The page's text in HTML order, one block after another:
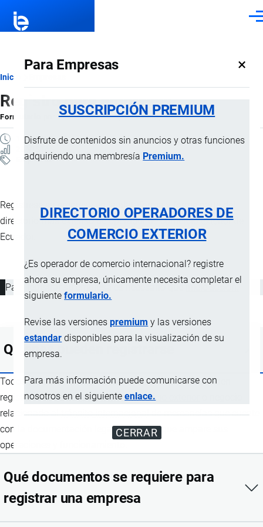
Para Empresas ×
SUSCRIPCIÓN PREMIUM
Disfrute de contenidos sin anuncios y otras funciones
adquiriendo una membresía Premium.
DIRECTORIO OPERADORES DE
COMERCIO EXTERIOR
¿Es operador de comercio internacional? registre
ahora su empresa, únicamente necesita completar el
siguienteformulario.
Revise las versionespremium y las versiones
estandar disponibles para la visualización de su
empresa.
Para más información puede comunicarse con
nosotros en el siguienteenlace.
CERRAR
Ruta
de
navegación
Inicio
Registro para empresas
Formulario Importaciones …, 2 Febrero, 2026
1 MINUTO
Empresas
Registrese su empresa en la plataforma y forme parte del
directorio más extenso deoperador de comercio exteriorde
Ecuador.
Para registrar su empresa es necesario que inicie sesión.
Quienes pueden registrarse
Todos los usuarios registrados en la plataforma pueden
registrar cualquieroperador de comercio exterior
relacionado altránsito internacionalde mercancías que cuente
con la documentación legal respectiva que ampare sus
operaciones y funcionamiento.
Qué documentos se requiere para
registrar una empresa